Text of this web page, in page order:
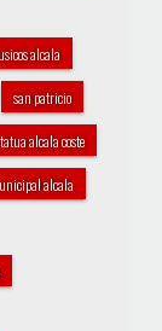
alcala
san patricio
alcala coste
alcala